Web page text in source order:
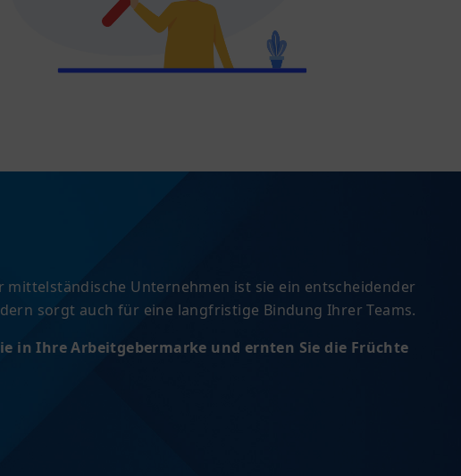
Unternehmen ist sie ein entscheidender
sorgt auch für eine langfristige Bindung Ihrer Teams.
in Ihre Arbeitgebermarke und ernten Sie die Früchte